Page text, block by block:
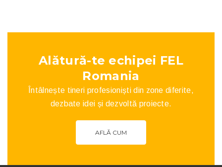
Alătură-te echipei FEL
Romania
Întâlnește tineri profesioniști din zone diferite,
dezbate idei și dezvoltă proiecte.
AFLĂ CUM